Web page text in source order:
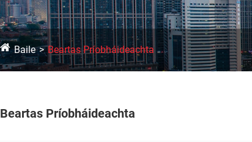
Baile Beartas Príobháideachta
Beartas Príobháideachta